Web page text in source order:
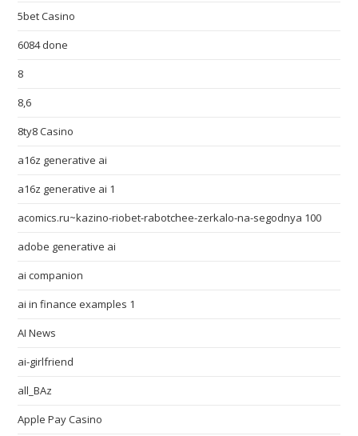
5bet Casino
6084 done
8
8,6
8ty8 Casino
a16z generative ai
a16z generative ai 1
acomics.ru~kazino-riobet-rabotchee-zerkalo-na-segodnya 100
adobe generative ai
ai companion
ai in finance examples 1
AI News
ai-girlfriend
all_BAz
Apple Pay Casino